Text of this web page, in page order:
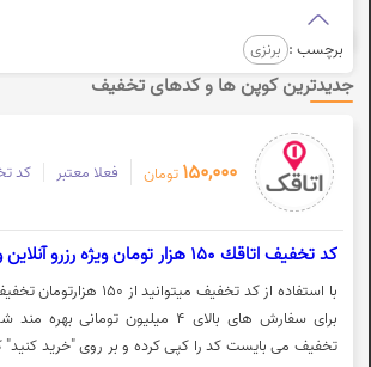
برچسب : برنزی
جدیدترین کوپن ها و کدهای تخفیف
150,000تومان فعلا معتبر کد
كد تخفيف اتاقك 150 هزار تومان ویژه رزرو آنلاین ویلا و سوئیت
با استفاده از کد تخفیف
برای سفارش های بالای 4 میلیون تومانی
تخفیف می بایست کد را کپی کرده و بر روی "خرید کنید"